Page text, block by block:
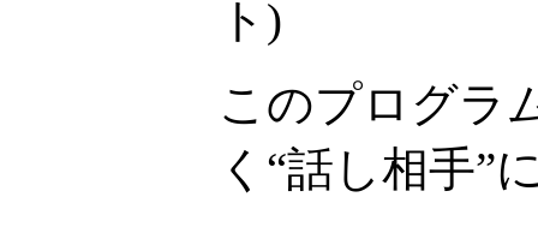
ト )
このプログラ
く“話し相手”